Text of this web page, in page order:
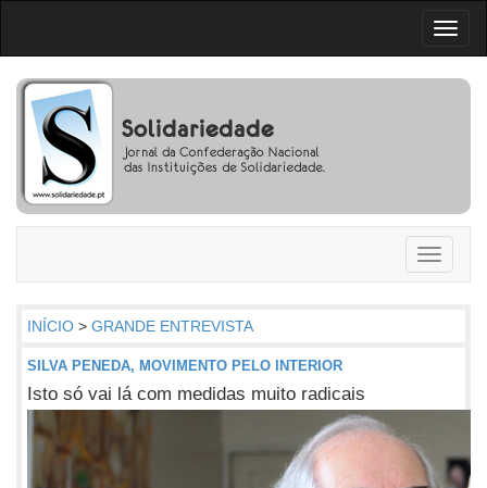
Toggle
INÍCIO > GRANDE ENTREVISTA
SILVA PENEDA, MOVIMENTO PELO INTERIOR
Isto só vai lá com medidas muito radicais